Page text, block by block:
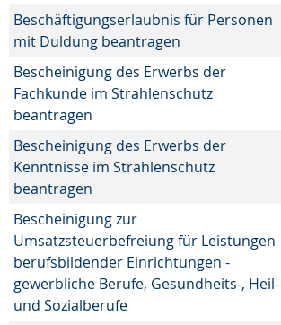
Beschäftigungserlaubnis für Personen
mit Duldung beantragen
Bescheinigung des Erwerbs der
Fachkunde im Strahlenschutz
beantragen
Bescheinigung des Erwerbs der
Kenntnisse im Strahlenschutz
beantragen
Bescheinigung zur
Umsatzsteuerbefreiung für Leistungen
berufsbildender Einrichtungen -
gewerbliche Berufe, Gesundheits-, Heil-
und Sozialberufe